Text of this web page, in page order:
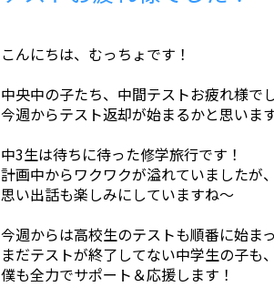
こんにちは、むっちょです！
中央中の子たち、中間テストお疲れ様で
今週からテスト返却が始まるかと思いま
中3生は待ちに待った修学旅行です！
計画中からワクワクが溢れていましたが
思い出話も楽しみにしていますね～
今週からは高校生のテストも順番に始まっ
まだテストが終了してない中学生の子
僕も全力でサポート＆応援します！